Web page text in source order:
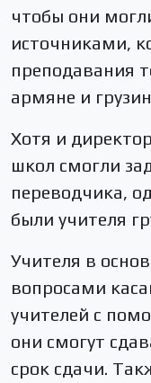
чтобы они
источниками,
преподавания
армяне и
Хотя и
школ смогли
переводчика,
были учителя
Учителя в
вопросами
учителей с
они смогут
срок сдачи.